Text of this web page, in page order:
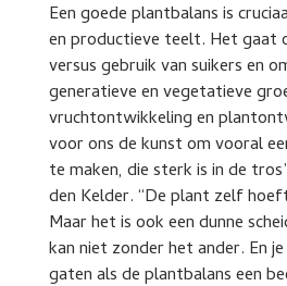
Een goede plantbalans is
en productieve teelt. Het gaat
versus gebruik van suikers en
generatieve en vegetatieve
vruchtontwikkeling en
voor ons de kunst om vooral
te maken, die sterk is in de
den Kelder. “De plant zelf
Maar het is ook een dunne
kan niet zonder het ander. En
gaten als de plantbalans een